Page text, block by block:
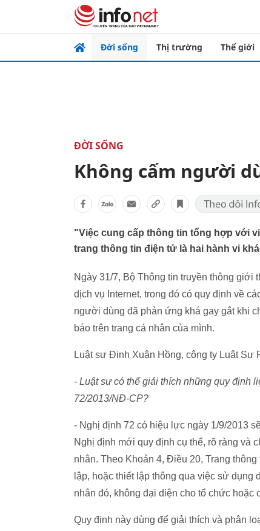
Đời sống Thị trường Thế giới
ĐỜI SỐNG
Không cấm người
"Việc cung cấp thông tin tổng hợp với
trang thông tin điện tử là hai hành vi
Ngày 31/7, Bộ Thông tin truyền thông
dịch vụ Internet, trong đó có quy định về
người dùng đã phản ứng khá gay gắt khi
báo trên trang cá nhân của mình.
Luật sư Đinh Xuân Hồng, công ty Luật Sư
- Luật sư có thể giải thích những quy định
72/2013/NĐ-CP?
- Nghị định 72 có hiệu lực ngày 1/9/2013
Nghị định mới quy định cụ thể, rõ ràng và
nhân. Theo Khoản 4, Điều 20, Trang
lập, hoặc thiết lập thông qua việc sử dụng
nhân đó, không đại diện cho tổ chức hoặc
Quy định này dùng để giải thích và phân